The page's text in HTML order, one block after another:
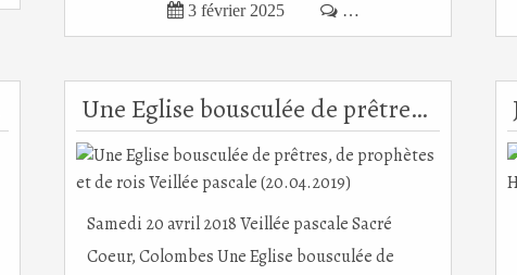
 3 février 2025  …
Une Eglise bousculée de prêtres, de prophètes et de rois Veillée pascale (20.04.2019)
Samedi 20 avril 2018 Veillée pascale Sacré
Coeur, Colombes Une Eglise bousculée de